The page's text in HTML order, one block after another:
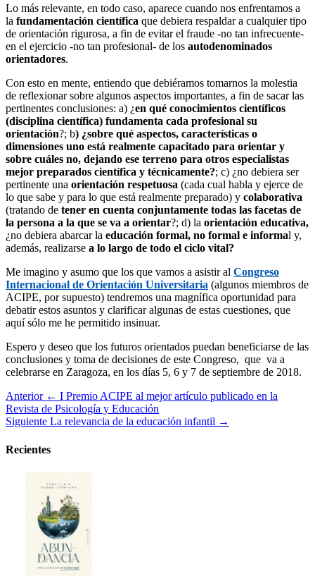
Lo más relevante, en todo caso, aparece cuando nos enfrentamos a
la fundamentación científica que debiera respaldar a cualquier tipo
de orientación rigurosa, a fin de evitar el fraude -no tan infrecuente-
en el ejercicio -no tan profesional- de los autodenominados
orientadores.
Con esto en mente, entiendo que debiéramos tomarnos la molestia
de reflexionar sobre algunos aspectos importantes, a fin de sacar las
pertinentes conclusiones: a) ¿en qué conocimientos científicos
(disciplina científica) fundamenta cada profesional su
orientación?; b) ¿sobre qué aspectos, características o
dimensiones uno está realmente capacitado para orientar y
sobre cuáles no, dejando ese terreno para otros especialistas
mejor preparados científica y técnicamente?; c) ¿no debiera ser
pertinente una orientación respetuosa (cada cual habla y ejerce de
lo que sabe y para lo que está realmente preparado) y colaborativa
(tratando de tener en cuenta conjuntamente todas las facetas de
la persona a la que se va a orientar?; d) la orientación educativa,
¿no debiera abarcar la educación formal, no formal e informal y,
además, realizarse a lo largo de todo el ciclo vital?
Me imagino y asumo que los que vamos a asistir al Congreso
Internacional de Orientación Universitaria (algunos miembros de
ACIPE, por supuesto) tendremos una magnífica oportunidad para
debatir estos asuntos y clarificar algunas de estas cuestiones, que
aquí sólo me he permitido insinuar.
Espero y deseo que los futuros orientados puedan beneficiarse de las
conclusiones y toma de decisiones de este Congreso, que va a
celebrarse en Zaragoza, en los días 5, 6 y 7 de septiembre de 2018.
Anterior ← I Premio ACIPE al mejor artículo publicado en la
Revista de Psicología y Educación
Siguiente La relevancia de la educación infantil →
Recientes